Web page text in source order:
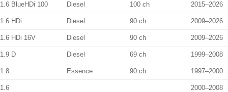
1.6 BlueHDi 100 Diesel 100 ch 2015–2026
1.6 HDi Diesel 90 ch 2009–2026
1.6 HDi 16V Diesel 90 ch 2009–2026
1.9 D Diesel 69 ch 1999–2008
1.8 Essence 90 ch 1997–2000
1.6 2000–2008